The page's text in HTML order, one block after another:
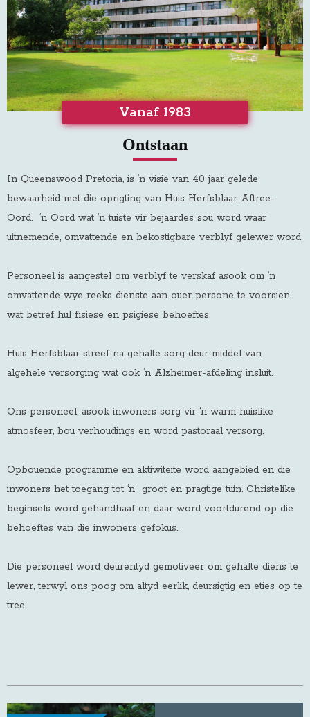
Vanaf 1983
Ontstaan
In Queenswood Pretoria, is ‘n visie van 40 jaar gelede
bewaarheid met die oprigting van Huis Herfsblaar Aftree-
Oord. ‘n Oord wat ‘n tuiste vir bejaardes sou word waar
uitnemende, omvattende en bekostigbare verblyf gelewer word.
Personeel is aangestel om verblyf te verskaf asook om ‘n
omvattende wye reeks dienste aan ouer persone te voorsien
wat betref hul fisiese en psigiese behoeftes.
Huis Herfsblaar streef na gehalte sorg deur middel van
algehele versorging wat ook ‘n Alzheimer-afdeling insluit.
Ons personeel, asook inwoners sorg vir ‘n warm huislike
atmosfeer, bou verhoudings en word pastoraal versorg.
Opbouende programme en aktiwiteite word aangebied en die
inwoners het toegang tot ‘n groot en pragtige tuin. Christelike
beginsels word gehandhaaf en daar word voortdurend op die
behoeftes van die inwoners gefokus.
Die personeel word deurentyd gemotiveer om gehalte diens te
lewer, terwyl ons poog om altyd eerlik, deursigtig en eties op te
tree.